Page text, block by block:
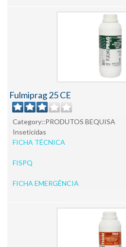
Fulmiprag 25 CE
Category::PRODUTOS BEQUISA
Inseticidas
FICHA TÉCNICA
FISPQ
FICHA EMERGÊNCIA